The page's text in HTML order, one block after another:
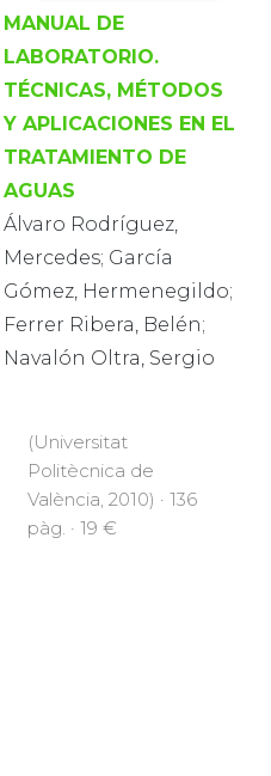
MANUAL DE
LABORATORIO.
TÉCNICAS, MÉTODOS
Y APLICACIONES EN EL
TRATAMIENTO DE
AGUAS
Álvaro Rodríguez,
Mercedes; García
Gómez, Hermenegildo;
Ferrer Ribera, Belén;
Navalón Oltra, Sergio
(Universitat
Politècnica de
València, 2010) · 136
pàg. · 19 €